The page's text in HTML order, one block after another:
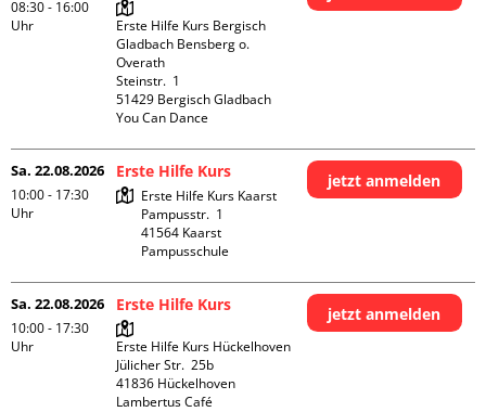
08:30 - 16:00
Uhr
Erste Hilfe Kurs Bergisch
Gladbach Bensberg o.
Overath
Steinstr.  1
51429 Bergisch Gladbach
You Can Dance
Sa. 22.08.2026
10:00 - 17:30
Uhr
Erste Hilfe Kurs
Erste Hilfe Kurs Kaarst
Pampusstr.  1
41564 Kaarst
Pampusschule
jetzt anmelden
Sa. 22.08.2026
10:00 - 17:30
Uhr
Erste Hilfe Kurs
Erste Hilfe Kurs Hückelhoven
Jülicher Str.  25b
41836 Hückelhoven
Lambertus Café
jetzt anmelden